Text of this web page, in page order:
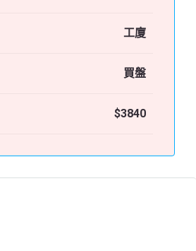
工廈
買盤
$3840